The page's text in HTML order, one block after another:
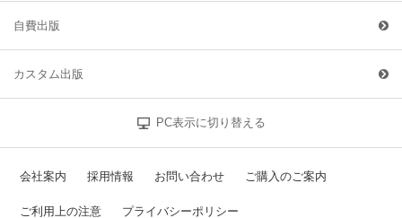
自費出版
カスタム出版
PC表示に切り替える
会社案内 採用情報 お問い合わせ ご購入のご案内
ご利用上の注意 プライバシーポリシー